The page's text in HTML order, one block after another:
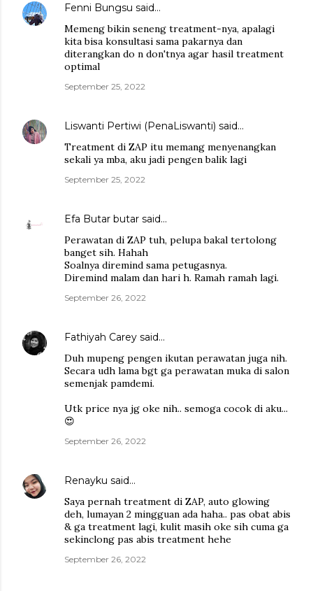
Fenni Bungsu said…
Memeng bikin seneng treatment-nya, apalagi
kita bisa konsultasi sama pakarnya dan
diterangkan do n don'tnya agar hasil treatment
optimal
September 25, 2022
Liswanti Pertiwi (PenaLiswanti) said…
Treatment di ZAP itu memang menyenangkan
sekali ya mba, aku jadi pengen balik lagi
September 25, 2022
Efa Butar butar said…
Perawatan di ZAP tuh, pelupa bakal tertolong
banget sih. Hahah
Soalnya diremind sama petugasnya.
Diremind malam dan hari h. Ramah ramah lagi.
September 26, 2022
Fathiyah Carey said…
Duh mupeng pengen ikutan perawatan juga nih.
Secara udh lama bgt ga perawatan muka di salon
semenjak pamdemi.
Utk price nya jg oke nih.. semoga cocok di aku...
😍
September 26, 2022
Renayku said…
Saya pernah treatment di ZAP, auto glowing
deh, lumayan 2 mingguan ada haha.. pas obat abis
& ga treatment lagi, kulit masih oke sih cuma ga
sekinclong pas abis treatment hehe
September 26, 2022